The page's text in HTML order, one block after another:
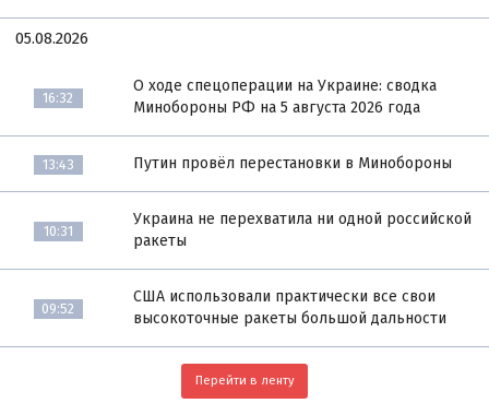
05.08.2026
16:32
О ходе спецоперации на Украине: сводка
Минобороны РФ на 5 августа 2026 года
13:43 Путин провёл перестановки в Минобороны
10:31
Украина не перехватила ни одной российской
ракеты
09:52
США использовали практически все свои
высокоточные ракеты большой дальности
Перейти в ленту